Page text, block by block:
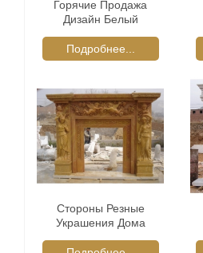
Горячие Продажа
Дизайн Белый
Объемного
Подробнее...
Стороны Резные
Украшения Дома